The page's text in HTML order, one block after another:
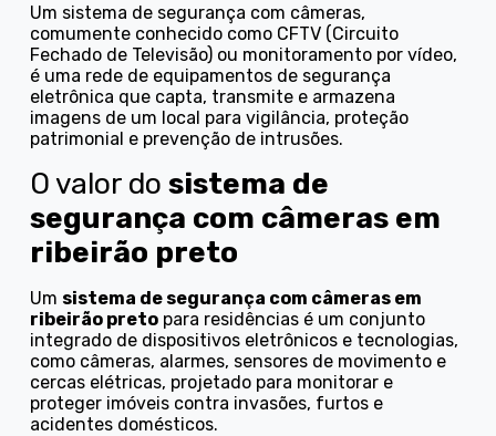
Um sistema de segurança com câmeras,
comumente conhecido como CFTV (Circuito
Fechado de Televisão) ou monitoramento por vídeo,
é uma rede de equipamentos de segurança
eletrônica que capta, transmite e armazena
imagens de um local para vigilância, proteção
patrimonial e prevenção de intrusões.
O valor dosistema de
segurança com câmeras em
ribeirão preto
Um sistema de segurança com câmeras em
ribeirão preto para residências é um conjunto
integrado de dispositivos eletrônicos e tecnologias,
como câmeras, alarmes, sensores de movimento e
cercas elétricas, projetado para monitorar e
proteger imóveis contra invasões, furtos e
acidentes domésticos.